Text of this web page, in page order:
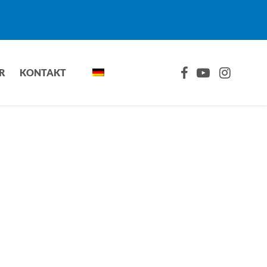
KONTAKT FACEBOOK
YOUTUBE